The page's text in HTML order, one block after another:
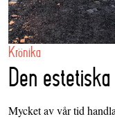
Krönika
Den
Mycket av vår tid